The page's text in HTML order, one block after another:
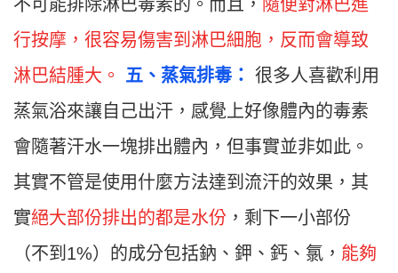
不可能排除淋巴毒素的。而且， 隨便對淋巴進
行按摩，很容易傷害到淋巴細胞，反而會導致
淋巴結腫大。
五 、 蒸氣排毒： 很多人喜歡利用
蒸氣浴來讓自己出汗，感覺上好像體內的毒素
會隨著汗水一塊排出體內，但事實並非如此。
其實不管是使用什麼方法達到流汗的效果，其
實絕大部份排出的都是水份 ，剩下一小部份
（不到1%）的成分包括鈉、鉀、鈣、氯， 能夠